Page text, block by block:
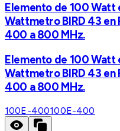
Elemento de 100 Watt
Wattmetro BIRD 43 en
400 a 800 MHz.
Elemento de 100 Watt
Wattmetro BIRD 43 en
400 a 800 MHz.
100E-400100E-400